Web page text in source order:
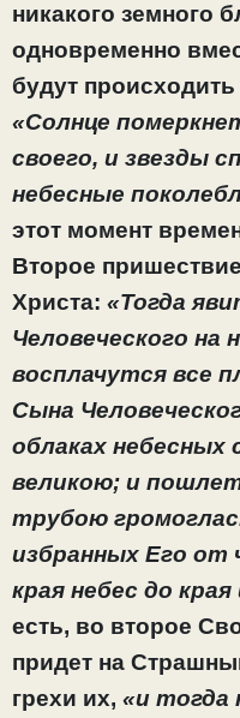
никакого земного
одновременно
будут
«Солнце
своего, и звезды
небесные
этот момент
Второе
Христа: «Тогда
Человеческого на
восплачутся все
Сына
облаках небесных
великою; и
трубою
избранных Его
края небес до края
есть, во второе
придет на
грехи их, «и тогда